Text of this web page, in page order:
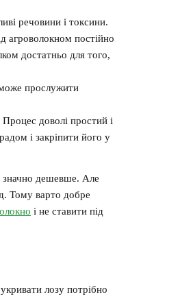
речовини і токсини.
агроволокном постійно
достатньо для того,
може прослужити
доволі простий і
і закріпити його у
значно дешевше. Але
Тому варто добре
і не ставити під
лозу потрібно